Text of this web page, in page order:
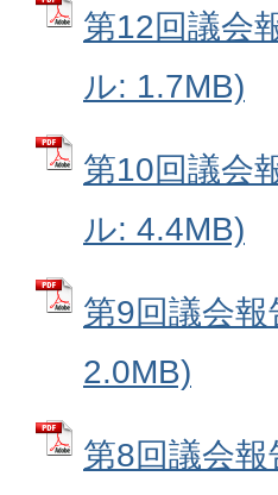
第12回議会
ル: 1.7MB)
第10回議会
ル: 4.4MB)
第9回議会
2.0MB)
第8回議会